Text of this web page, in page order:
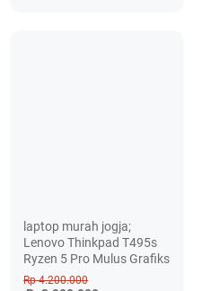
laptop murah jogja;
Lenovo Thinkpad T495s
Ryzen 5 Pro Mulus Grafiks
Rp 4.200.000